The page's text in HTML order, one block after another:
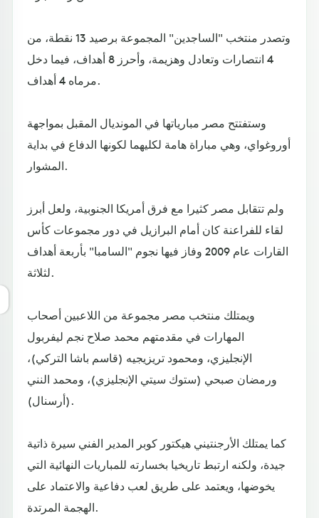
وتصدر منتخب "الساجدين" المجموعة برصيد 13 نقطة، من
4 انتصارات وتعادل وهزيمة، وأحرز 8 أهداف، فيما دخل
مرماه 4 أهداف.
وستفتتح مصر مبارياتها في المونديال المقبل بمواجهة
أوروغواي، وهي مباراة هامة لكليهما لكونها الدفاع في بداية
المشوار.
ولم تتقابل مصر كثيرا مع فرق أمريكا الجنوبية، ولعل أبرز
لقاء للفراعنة كان أمام البرازيل في دور مجموعات كأس
القارات عام 2009 وفاز فيها نجوم "السامبا" بأربعة أهداف
لثلاثة.
ويمتلك منتخب مصر مجموعة من اللاعبين أصحاب
المهارات في مقدمتهم محمد صلاح نجم ليفربول
الإنجليزي، ومحمود تريزيجيه (قاسم باشا التركي)،
ورمضان صبحي (ستوك سيتي الإنجليزي)، ومحمد النني
(أرسنال).
كما يمتلك الأرجنتيني هيكتور كوبر المدير الفني سيرة ذاتية
جيدة، ولكنه ارتبط تاريخيا بخسارته للمباريات النهائية التي
يخوضها، ويعتمد على طريق لعب دفاعية والاعتماد على
الهجمة المرتدة.